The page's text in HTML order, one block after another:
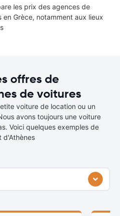
les prix des agences de
Grèce, notamment aux lieux
offres de
de voitures
voiture de location ou un
avons toujours une voiture
Voici quelques exemples de
d'Athènes